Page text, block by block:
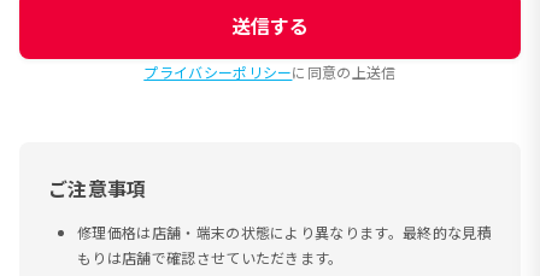
送信する
プライバシーポリシーに同意の上送信
ご注意事項
修理価格は店舗・端末の状態により異なります。最終的な見積
もりは店舗で確認させていただきます。